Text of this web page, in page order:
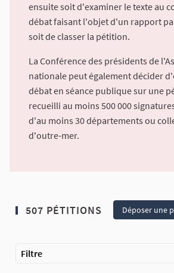
ensuite soit d'examiner le texte au
débat faisant l'objet d'un rapport
soit de classer la pétition.
La Conférence des présidents de
nationale peut également décider
débat en séance publique sur une
recueilli au moins 500 000
d'au moins 30 départements ou
d'outre-mer.
507 PÉTITIONS Déposer une
Filtre